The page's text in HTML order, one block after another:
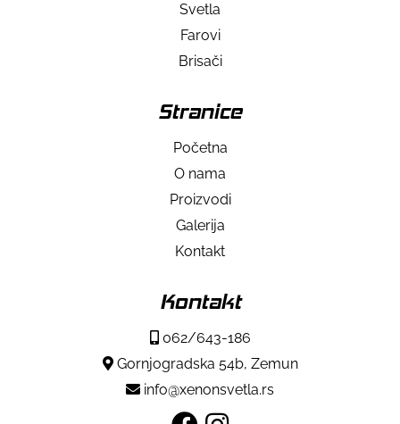
Svetla
Farovi
Brisači
Stranice
Početna
O nama
Proizvodi
Galerija
Kontakt
Kontakt
062/643-186
Gornjogradska 54b, Zemun
info@xenonsvetla.rs